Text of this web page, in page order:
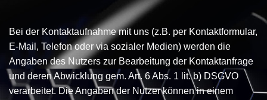
Bei der Kontaktaufnahme mit uns (z.B. per Kontaktformular,
E-Mail, Telefon oder via sozialer Medien) werden die
Angaben des Nutzers zur Bearbeitung der Kontaktanfrage
und deren Abwicklung gem. Art. 6 Abs. 1 lit. b) DSGVO
verarbeitet. Die Angaben der Nutzer können in einem